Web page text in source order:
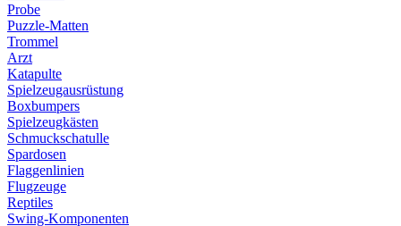
Probe
Puzzle-Matten
Trommel
Arzt
Katapulte
Spielzeugausrüstung
Boxbumpers
Spielzeugkästen
Schmuckschatulle
Spardosen
Flaggenlinien
Flugzeuge
Reptiles
Swing-Komponenten